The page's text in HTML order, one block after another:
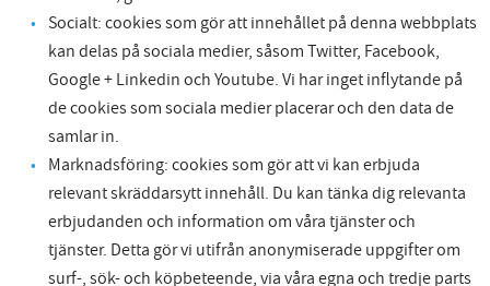
Socialt: cookies som gör att innehållet på denna webbplats
kan delas på sociala medier, såsom Twitter, Facebook,
Google + Linkedin och Youtube. Vi har inget inflytande på
de cookies som sociala medier placerar och den data de
samlar in.
Marknadsföring: cookies som gör att vi kan erbjuda
relevant skräddarsytt innehåll. Du kan tänka dig relevanta
erbjudanden och information om våra tjänster och
tjänster. Detta gör vi utifrån anonymiserade uppgifter om
surf-, sök- och köpbeteende, via våra egna och tredje parts